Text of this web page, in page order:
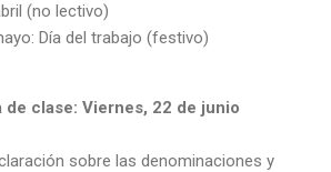
(no lectivo)
Día del trabajo (festivo)
de clase: Viernes, 22 de junio
sobre las denominaciones y